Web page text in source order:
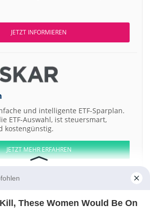
JETZT INFORMIEREN
und intelligente ETF-Sparplan.
ETF-Auswahl, ist steuersmart,
kostengünstig.
JETZT MEHR ERFAHREN
50 Dow Jones NASDAQ 100 Nikkei 225
These Women Would Be On